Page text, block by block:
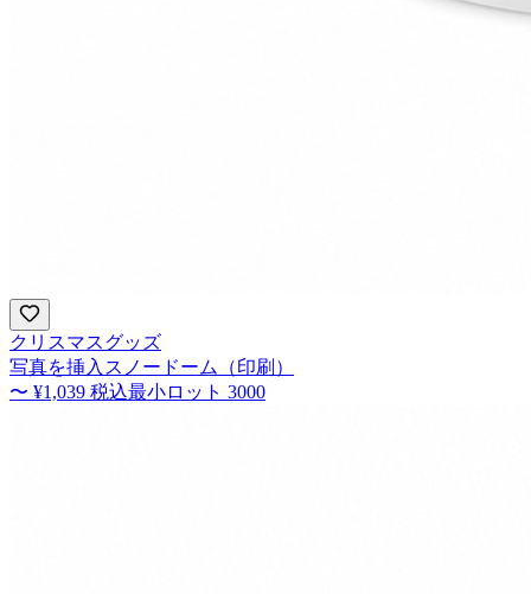
クリスマスグッズ
写真を挿入スノードーム（印刷）
〜 ¥1,039 税込最小ロット 3000